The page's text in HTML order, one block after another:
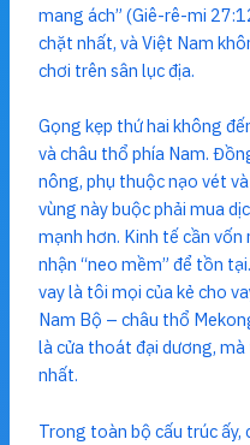
mang ách” (Giê-rê-mi
chặt nhất, và Việt Nam
chơi trên sân lục địa.
Gọng kẹp thứ hai không
và châu thổ phía Nam.
nông, phụ thuộc nạo vét
vùng này buộc phải mua
mạnh hơn. Kinh tế cần vốn
nhận “neo mềm” để tồn
vay là tôi mọi của kẻ cho
Nam Bộ – châu thổ
là cửa thoát đại dương,
nhất.
Trong toàn bộ cấu trúc